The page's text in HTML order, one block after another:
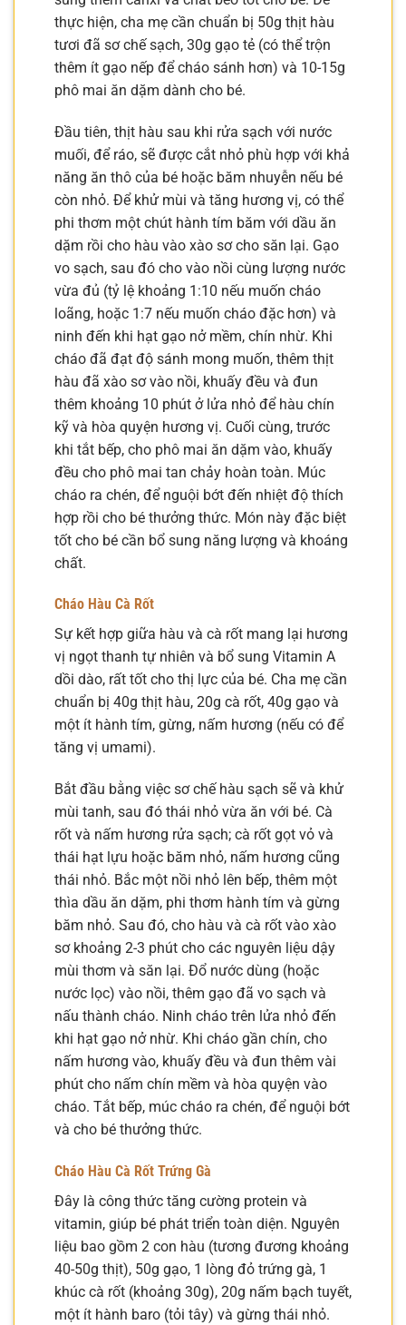
thực hiện, cha mẹ cần chuẩn bị 50g thịt hàu
tươi đã sơ chế sạch, 30g gạo tẻ (có thể trộn
thêm ít gạo nếp để cháo sánh hơn) và 10-15g
phô mai ăn dặm dành cho bé.
Đầu tiên, thịt hàu sau khi rửa sạch với nước
muối, để ráo, sẽ được cắt nhỏ phù hợp với khả
năng ăn thô của bé hoặc băm nhuyễn nếu bé
còn nhỏ. Để khử mùi và tăng hương vị, có thể
phi thơm một chút hành tím băm với dầu ăn
dặm rồi cho hàu vào xào sơ cho săn lại. Gạo
vo sạch, sau đó cho vào nồi cùng lượng nước
vừa đủ (tỷ lệ khoảng 1:10 nếu muốn cháo
loãng, hoặc 1:7 nếu muốn cháo đặc hơn) và
ninh đến khi hạt gạo nở mềm, chín nhừ. Khi
cháo đã đạt độ sánh mong muốn, thêm thịt
hàu đã xào sơ vào nồi, khuấy đều và đun
thêm khoảng 10 phút ở lửa nhỏ để hàu chín
kỹ và hòa quyện hương vị. Cuối cùng, trước
khi tắt bếp, cho phô mai ăn dặm vào, khuấy
đều cho phô mai tan chảy hoàn toàn. Múc
cháo ra chén, để nguội bớt đến nhiệt độ thích
hợp rồi cho bé thưởng thức. Món này đặc biệt
tốt cho bé cần bổ sung năng lượng và khoáng
chất.
Cháo Hàu Cà Rốt
Sự kết hợp giữa hàu và cà rốt mang lại hương
vị ngọt thanh tự nhiên và bổ sung Vitamin A
dồi dào, rất tốt cho thị lực của bé. Cha mẹ cần
chuẩn bị 40g thịt hàu, 20g cà rốt, 40g gạo và
một ít hành tím, gừng, nấm hương (nếu có để
tăng vị umami).
Bắt đầu bằng việc sơ chế hàu sạch sẽ và khử
mùi tanh, sau đó thái nhỏ vừa ăn với bé. Cà
rốt và nấm hương rửa sạch; cà rốt gọt vỏ và
thái hạt lựu hoặc băm nhỏ, nấm hương cũng
thái nhỏ. Bắc một nồi nhỏ lên bếp, thêm một
thìa dầu ăn dặm, phi thơm hành tím và gừng
băm nhỏ. Sau đó, cho hàu và cà rốt vào xào
sơ khoảng 2-3 phút cho các nguyên liệu dậy
mùi thơm và săn lại. Đổ nước dùng (hoặc
nước lọc) vào nồi, thêm gạo đã vo sạch và
nấu thành cháo. Ninh cháo trên lửa nhỏ đến
khi hạt gạo nở nhừ. Khi cháo gần chín, cho
nấm hương vào, khuấy đều và đun thêm vài
phút cho nấm chín mềm và hòa quyện vào
cháo. Tắt bếp, múc cháo ra chén, để nguội bớt
và cho bé thưởng thức.
Cháo Hàu Cà Rốt Trứng Gà
Đây là công thức tăng cường protein và
vitamin, giúp bé phát triển toàn diện. Nguyên
liệu bao gồm 2 con hàu (tương đương khoảng
40-50g thịt), 50g gạo, 1 lòng đỏ trứng gà, 1
khúc cà rốt (khoảng 30g), 20g nấm bạch tuyết,
một ít hành baro (tỏi tây) và gừng thái nhỏ.